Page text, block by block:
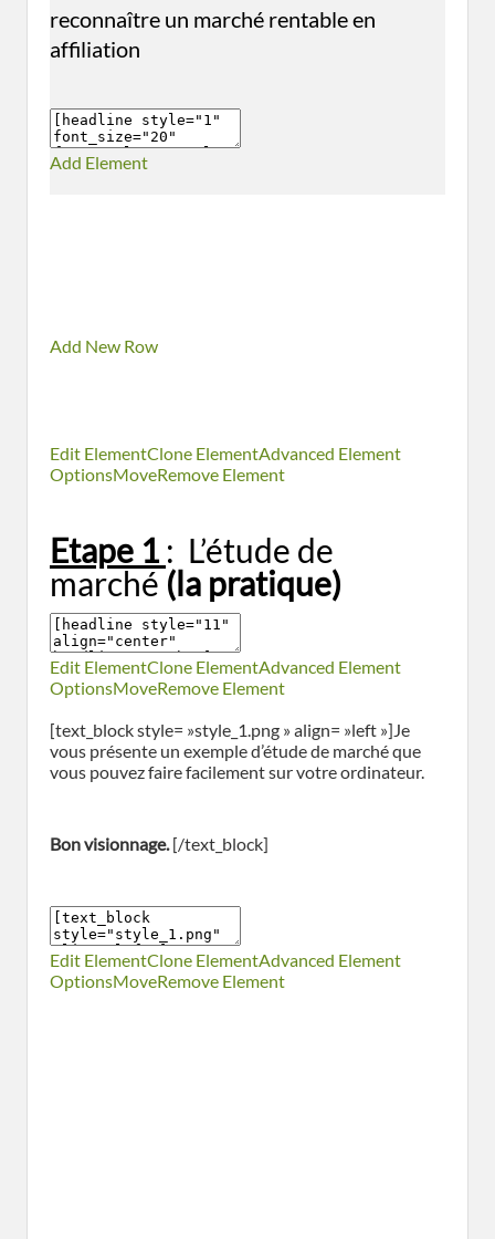
reconnaître un marché rentable en
affiliation
Add Element
Add New Row
Edit ElementClone ElementAdvanced Element
OptionsMoveRemove Element
Etape 1 : L’étude de
marché (la pratique)
Edit ElementClone ElementAdvanced Element
OptionsMoveRemove Element
[text_block style= »style_1.png » align= »left »]Je
vous présente un exemple d’étude de marché que
vous pouvez faire facilement sur votre ordinateur.
Bon visionnage.[/text_block]
Edit ElementClone ElementAdvanced Element
OptionsMoveRemove Element